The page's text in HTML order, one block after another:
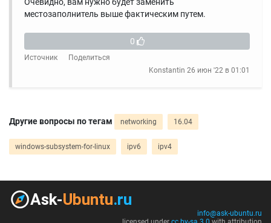
местозаполнитель выше фактическим путем.
0
Источник
Поделиться
Konstantin 26 июн '22 в 01:01
Другие вопросы по тегам networking 16.04
windows-subsystem-for-linux ipv6 ipv4
info@ask-ubuntu.ru